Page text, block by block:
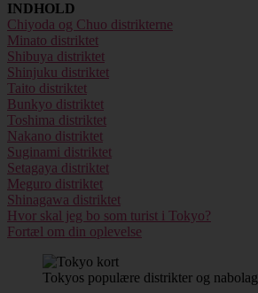
INDHOLD
Chiyoda og Chuo distrikterne
Minato distriktet
Shibuya distriktet
Shinjuku distriktet
Taito distriktet
Bunkyo distriktet
Toshima distriktet
Nakano distriktet
Suginami distriktet
Setagaya distriktet
Meguro distriktet
Shinagawa distriktet
Hvor skal jeg bo som turist i Tokyo?
Fortæl om din oplevelse
Tokyos populære distrikter og nabolag